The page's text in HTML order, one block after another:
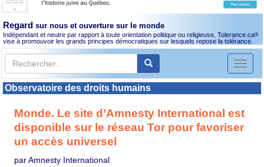
Regard sur nous et ouverture sur le monde
Indépendant et neutre par rapport à toute orientation politique ou religieuse, Tolerance.ca®
vise à promouvoir les grands principes démocratiques sur lesquels repose la tolérance.
Toggle
Observatoire des droits humains
Monde. Le site d’Amnesty International est
disponible sur le réseau Tor pour favoriser
un accès universel
par Amnesty International